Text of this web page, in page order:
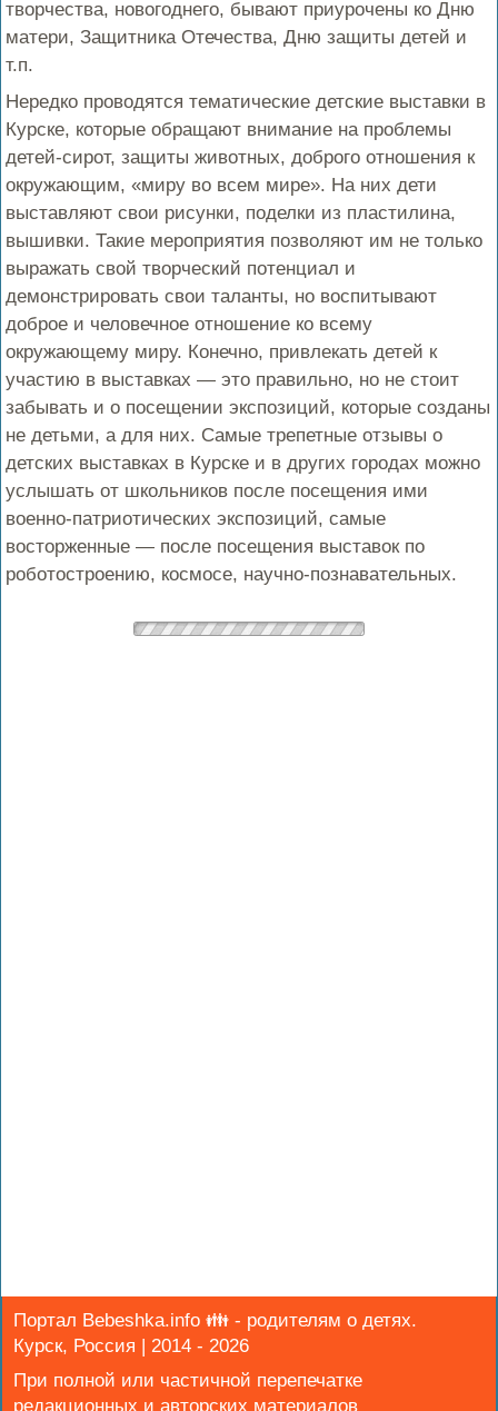
творчества, новогоднего, бывают приурочены ко Дню
матери, Защитника Отечества, Дню защиты детей и
т.п.
Нередко проводятся тематические детские выставки в
Курске, которые обращают внимание на проблемы
детей-сирот, защиты животных, доброго отношения к
окружающим, «миру во всем мире». На них дети
выставляют свои рисунки, поделки из пластилина,
вышивки. Такие мероприятия позволяют им не только
выражать свой творческий потенциал и
демонстрировать свои таланты, но воспитывают
доброе и человечное отношение ко всему
окружающему миру. Конечно, привлекать детей к
участию в выставках — это правильно, но не стоит
забывать и о посещении экспозиций, которые созданы
не детьми, а для них. Самые трепетные отзывы о
детских выставках в Курске и в других городах можно
услышать от школьников после посещения ими
военно-патриотических экспозиций, самые
восторженные — после посещения выставок по
роботостроению, космосе, научно-познавательных.
Портал Bebeshka.info 👪 - родителям о детях.
Курск, Россия | 2014 - 2026
При полной или частичной перепечатке
редакционных и авторских материалов